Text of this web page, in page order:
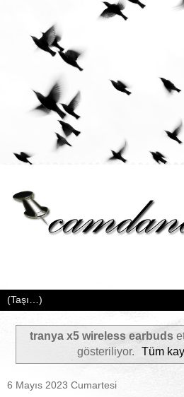
tranya x5 wireless earbuds
gösteriliyor.
Tüm
6 Mayıs 2023 Cumartesi